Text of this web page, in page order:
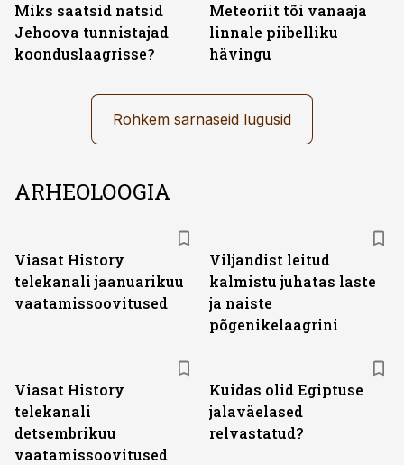
Miks saatsid natsid
Jehoova tunnistajad
koonduslaagrisse?
Meteoriit tõi vanaaja
linnale piibelliku
hävingu
Rohkem sarnaseid lugusid
ARHEOLOOGIA
Viasat History
telekanali jaanuarikuu
vaatamissoovitused
Viljandist leitud
kalmistu juhatas laste
ja naiste
põgenikelaagrini
Viasat History
telekanali
detsembrikuu
vaatamissoovitused
Kuidas olid Egiptuse
jalaväelased
relvastatud?